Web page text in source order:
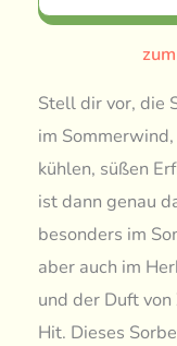
Stell dir vor, die
im
kühlen, süßen
ist dann genau
besonders im
aber auch im
und der Duft
Hit. Dieses